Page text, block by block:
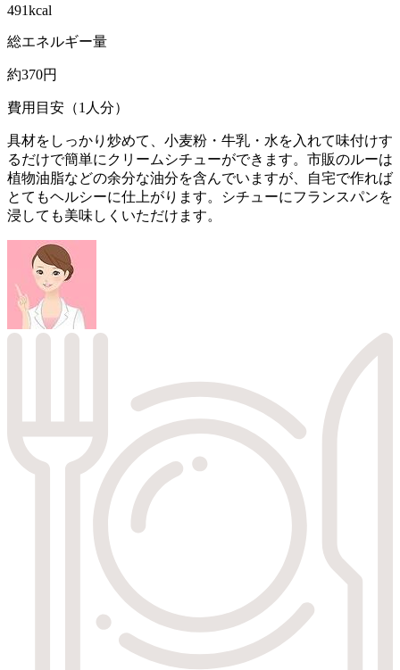
491kcal
総エネルギー量
約370円
費用目安（1人分）
具材をしっかり炒めて、小麦粉・牛乳・水を入れて味付けす
るだけで簡単にクリームシチューができます。市販のルーは
植物油脂などの余分な油分を含んでいますが、自宅で作れば
とてもヘルシーに仕上がります。シチューにフランスパンを
浸しても美味しくいただけます。